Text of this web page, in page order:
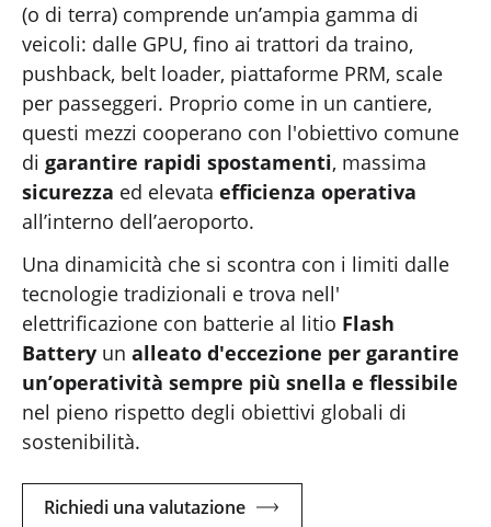
(o di terra) comprende un’ampia gamma di
veicoli: dalle GPU, fino ai trattori da traino,
pushback, belt loader, piattaforme PRM, scale
per passeggeri. Proprio come in un cantiere,
questi mezzi cooperano con l'obiettivo comune
di garantire rapidi spostamenti, massima
sicurezza ed elevata efficienza operativa
all’interno dell’aeroporto.
Una dinamicità che si scontra con i limiti dalle
tecnologie tradizionali e trova nell'
elettrificazione con batterie al litio Flash
Battery un alleato d'eccezione per garantire
un’operatività sempre più snella e flessibile
nel pieno rispetto degli obiettivi globali di
sostenibilità.
Richiedi una valutazione